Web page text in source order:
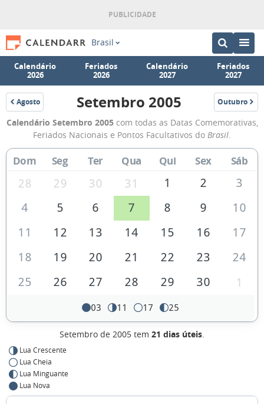
Brasil
Calendário
2026
Feriados
2026
Calendário
2027
Feriados
2027
Agosto
2005
Calendário
de
Setembro
de
2005
Setembro 2005 Outubro
2005
Calendário Setembro 2005com todas as Datas Comemorativas,
Feriados Nacionais e Pontos Facultativos do Brasil.
Dom Seg Ter Qua Qui Sex Sáb
28 29 30 31 1 2
3
4
5 6 7 8 9
10
11
12 13 14 15 16
17
18
19 20 21 22 23
24
25
26 27 28 29 30 1
03 11 17 25
Setembro de 2005 tem 21 dias úteis.
Lua Crescente
Lua Cheia
Lua Minguante
Lua Nova